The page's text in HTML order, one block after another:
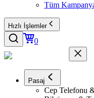
Tüm
Hızlı İşlemler
0
Pasaj
Cep Telefonu